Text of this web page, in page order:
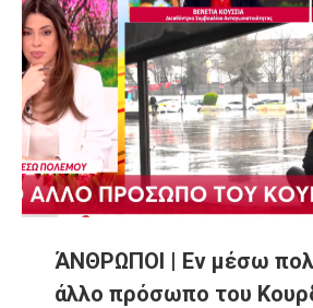
ΆΝΘΡΩΠΟΙ | Εν μέσω
άλλο πρόσωπο του